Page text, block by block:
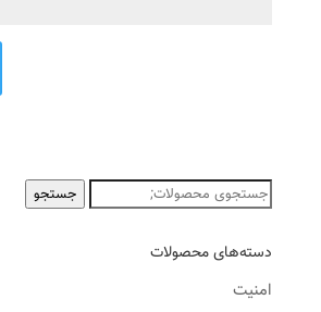
جستجو
جستجو
دسته‌های محصولات
امنیت